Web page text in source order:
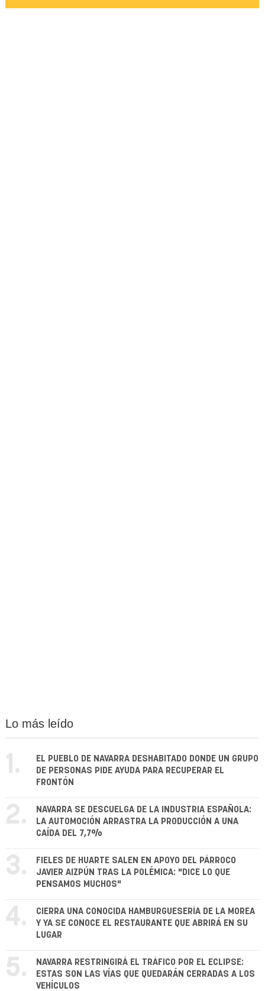
Lo más leído
1.
EL PUEBLO DE NAVARRA DESHABITADO DONDE UN GRUPO
DE PERSONAS PIDE AYUDA PARA RECUPERAR EL
FRONTÓN
2.
NAVARRA SE DESCUELGA DE LA INDUSTRIA ESPAÑOLA:
LA AUTOMOCIÓN ARRASTRA LA PRODUCCIÓN A UNA
CAÍDA DEL 7,7%
3.
FIELES DE HUARTE SALEN EN APOYO DEL PÁRROCO
JAVIER AIZPÚN TRAS LA POLÉMICA: "DICE LO QUE
PENSAMOS MUCHOS"
4.
CIERRA UNA CONOCIDA HAMBURGUESERÍA DE LA MOREA
Y YA SE CONOCE EL RESTAURANTE QUE ABRIRÁ EN SU
LUGAR
5.
NAVARRA RESTRINGIRÁ EL TRÁFICO POR EL ECLIPSE:
ESTAS SON LAS VÍAS QUE QUEDARÁN CERRADAS A LOS
VEHÍCULOS